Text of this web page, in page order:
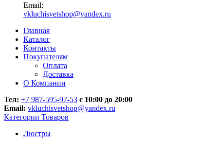
Email:
vkluchisvetshop@yandex.ru
Главная
Каталог
Контакты
Покупателям
Оплата
Доставка
О Компании
Тел: +7 987-595-97-53 с 10:00 до 20:00
Email: vkluchisvetshop@yandex.ru
Категории Товаров
Люстры